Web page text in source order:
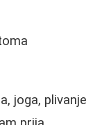
joga, plivanje